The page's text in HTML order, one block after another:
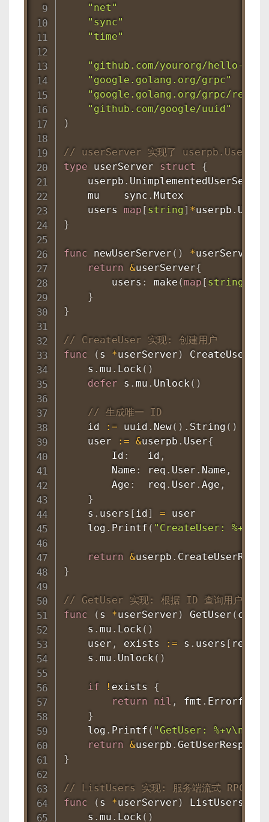
"net"
"sync"
"time"
"github.com/yourorg/hello-
"google.golang.org/grpc"
"google.golang.org/grpc/
"github.com/google/uuid"
)
// userServer 实现了
type userServer struct
{
    userpb
.
    mu    sync
. Mutex
    users
map [ string] *userpb .
}
func newUserServer ( ) *userServer
return &userServer{
        users
: make (map [ string
}
}
// CreateUser 实现: 创建用户
func
( s *userServer ) CreateUser
    s
. mu . Lock( )
defer s . mu . Unlock( )
// 生成唯一 ID
    id
:= uuid . New( ) . String ( )
    user
:= &userpb . User{
        Id
:
   id
,
        Name
: req . User . Name ,
        Age
:
  req
. User . Age ,
}
    s
. users [ id ] = user
    log
. Printf ( "CreateUser: %+v\n"
return &userpb .
}
// GetUser 实现: 根据 ID 查询用户
func
( s *userServer ) GetUser ( ctx
    s
. mu . Lock( )
    user
, exists := s . users [ req
    s
. mu . Unlock( )
if ! exists {
return
nil , fmt . Errorf
}
    log
. Printf ( "GetUser: %+v\n"
return &userpb . GetUserResponse
}
// ListUsers 实现: 服务端流式 RPC
func
( s *userServer ) ListUsers
    s
. mu . Lock( )